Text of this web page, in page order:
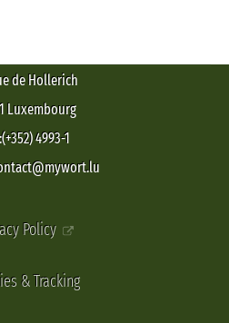
de Hollerich
Luxembourg
4993-1
Policy
& Tracking